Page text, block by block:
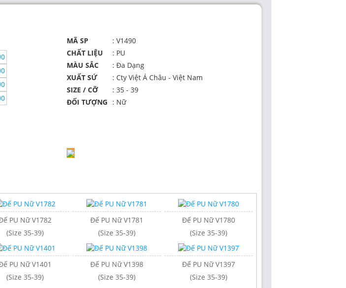
MÃ SP
: V1490
CHẤT LIỆU
: PU
MÀU SẮC
: Đa Dạng
XUẤT SỨ
: Cty Việt Á Châu - Việt Nam
SIZE / CỠ
: 35 - 39
ĐỐI TƯỢNG
: Nữ
PU Nữ V1782
(Size 35-39)
Đế PU Nữ V1781
(Size 35-39)
Đế PU Nữ V1780
(Size 35-39)
PU Nữ V1401
(Size 35-39)
Đế PU Nữ V1398
(Size 35-39)
Đế PU Nữ V1397
(Size 35-39)